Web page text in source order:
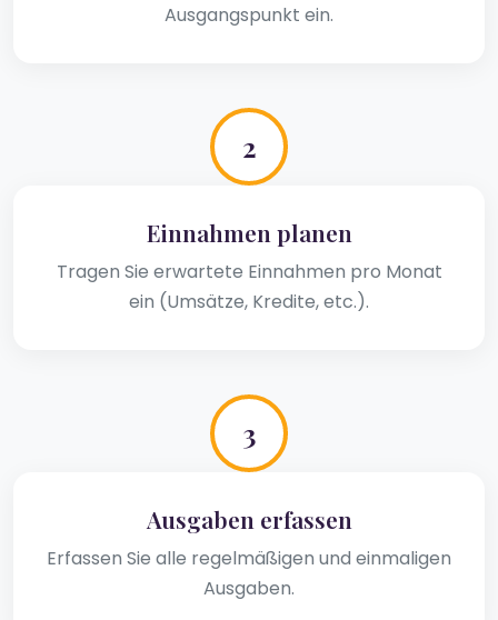
Ausgangspunkt ein.
2
Einnahmen planen
Tragen Sie erwartete Einnahmen pro Monat
ein (Umsätze, Kredite, etc.).
3
Ausgaben erfassen
Erfassen Sie alle regelmäßigen und einmaligen
Ausgaben.